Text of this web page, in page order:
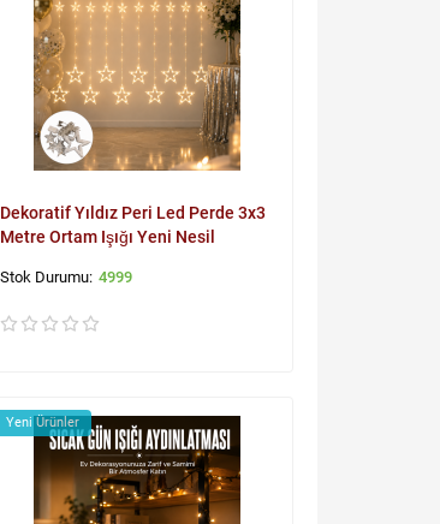
Dekoratif Yıldız Peri Led Perde 3x3
Metre Ortam Işığı Yeni Nesil
4999
Yeni Ürünler